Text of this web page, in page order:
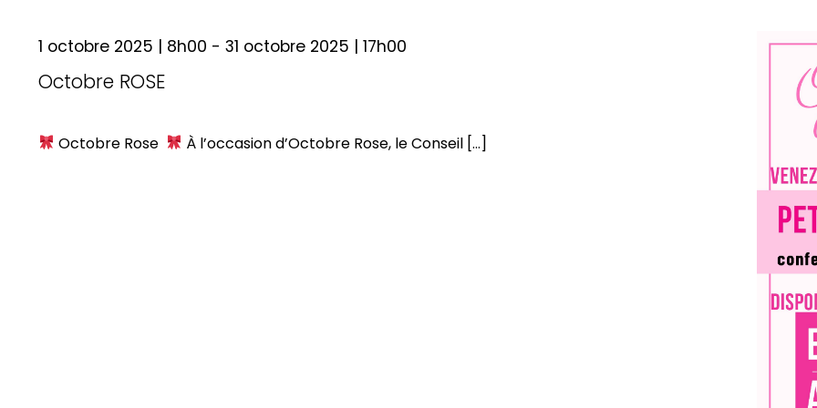
21
octobre
Octobre ROSE
1 octobre 2025 | 8h00 - 31 octobre 2025 | 17h00
Octobre Rose À l’occasion d’Octobre Rose, le Conseil [...]